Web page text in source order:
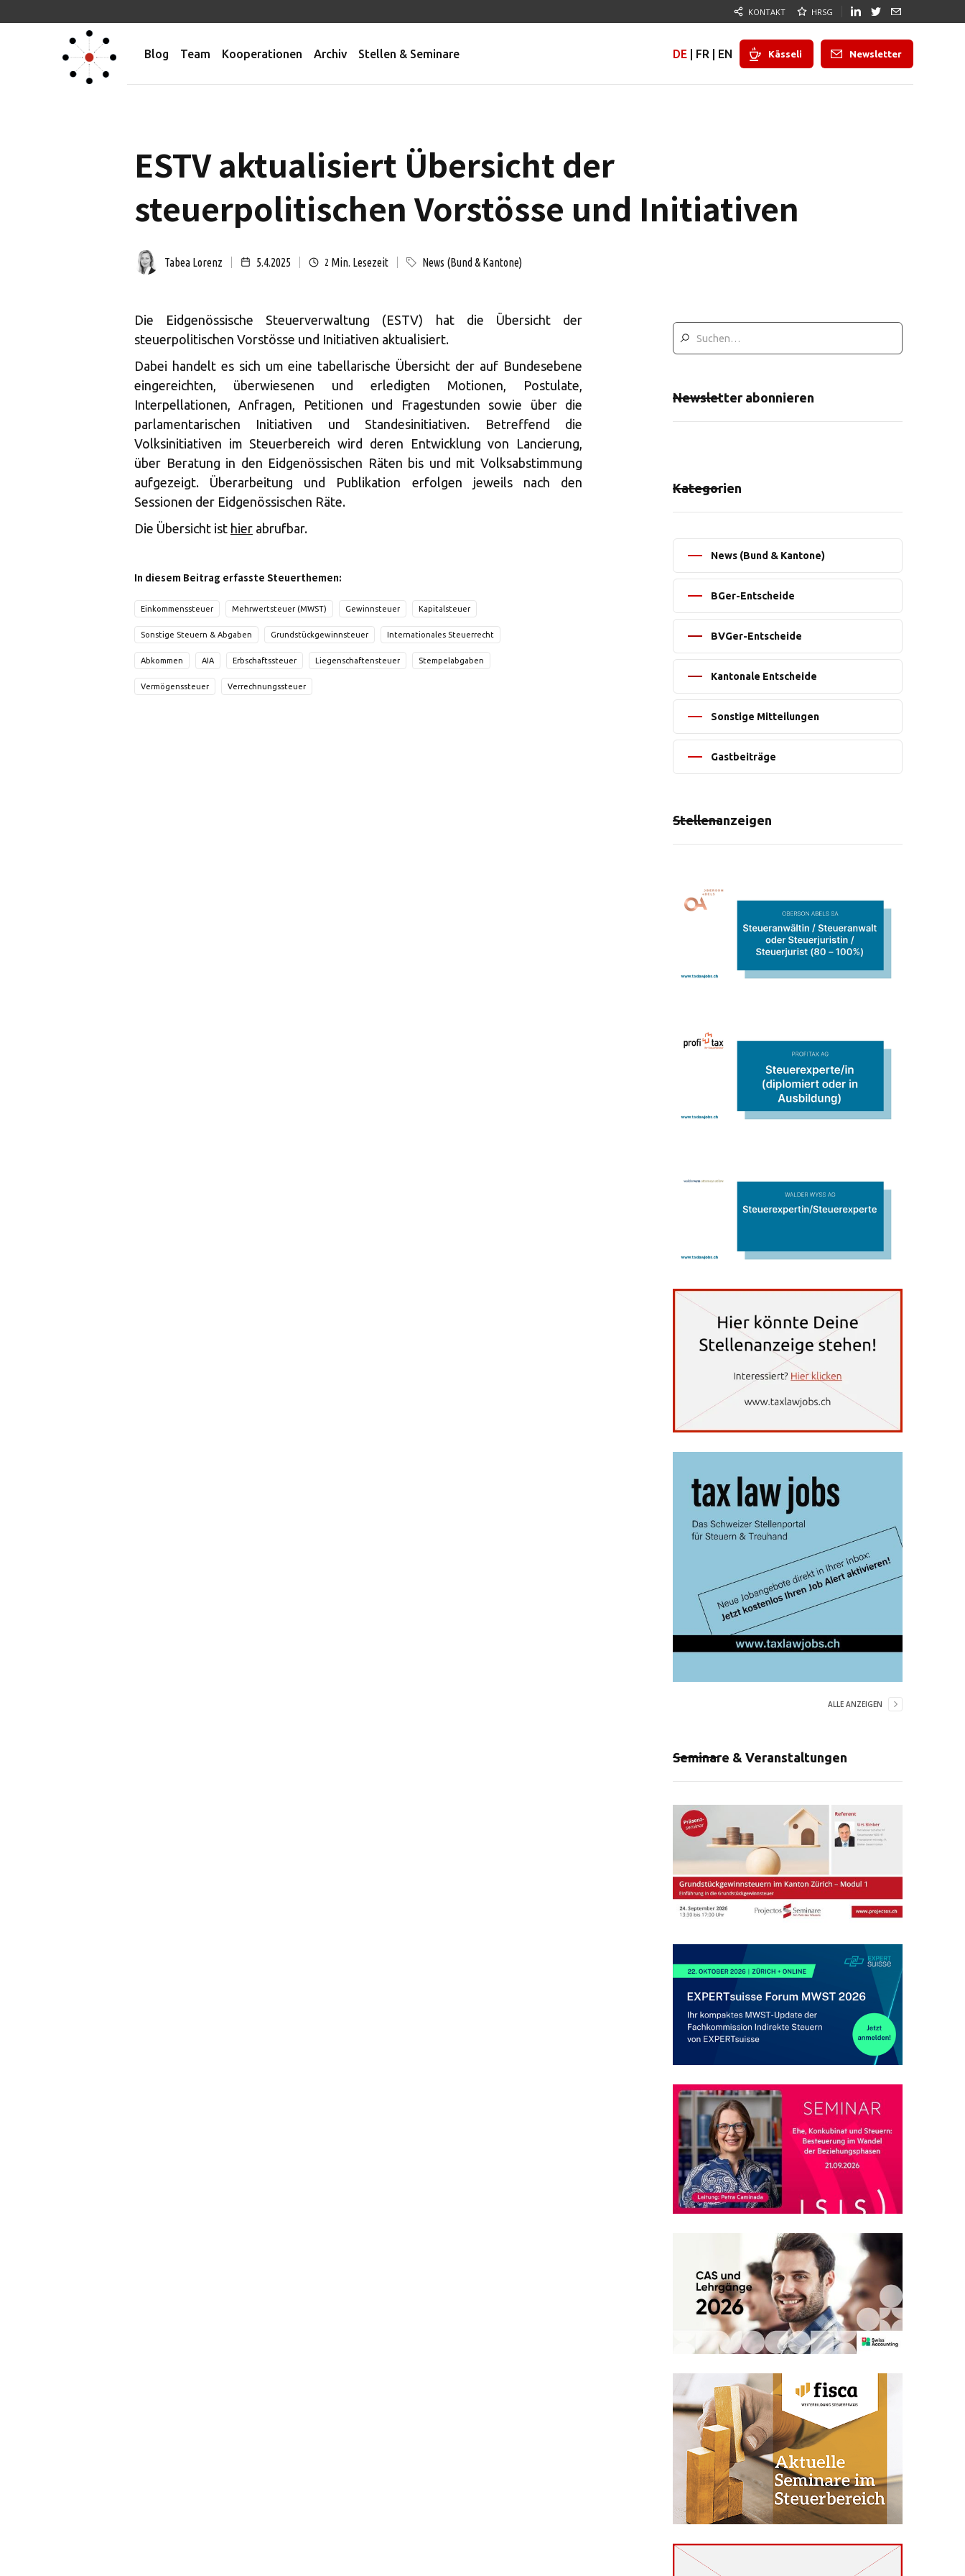
KONTAKT HRSG
Blog Team Kooperationen Archiv Stellen & Seminare DE FR EN Kässeli Newsletter
ESTV aktualisiert Übersicht der
steuerpolitischen Vorstösse und Initiativen
Tabea Lorenz 5.4.2025 2 Min. Lesezeit News (Bund & Kantone)
Die Eidgenössische Steuerverwaltung (ESTV) hat die Übersicht der
steuerpolitischen Vorstösse und Initiativen aktualisiert.
Dabei handelt es sich um eine tabellarische Übersicht der auf Bundesebene
eingereichten, überwiesenen und erledigten Motionen, Postulate,
Interpellationen, Anfragen, Petitionen und Fragestunden sowie über die
parlamentarischen Initiativen und Standesinitiativen. Betreffend die
Volksinitiativen im Steuerbereich wird deren Entwicklung von Lancierung,
über Beratung in den Eidgenössischen Räten bis und mit Volksabstimmung
aufgezeigt. Überarbeitung und Publikation erfolgen jeweils nach den
Sessionen der Eidgenössischen Räte.
Die Übersicht ist hier abrufbar.
In diesem Beitrag erfasste Steuerthemen:
Einkommenssteuer Mehrwertsteuer (MWST) Gewinnsteuer Kapitalsteuer
Sonstige Steuern & Abgaben Grundstückgewinnsteuer Internationales Steuerrecht
Abkommen AIA Erbschaftssteuer Liegenschaftensteuer Stempelabgaben
Vermögenssteuer Verrechnungssteuer
Newsletter abonnieren
Kategorien
News (Bund & Kantone)
BGer-Entscheide
BVGer-Entscheide
Kantonale Entscheide
Sonstige Mitteilungen
Gastbeiträge
Stellenanzeigen
ALLE ANZEIGEN
Seminare & Veranstaltungen